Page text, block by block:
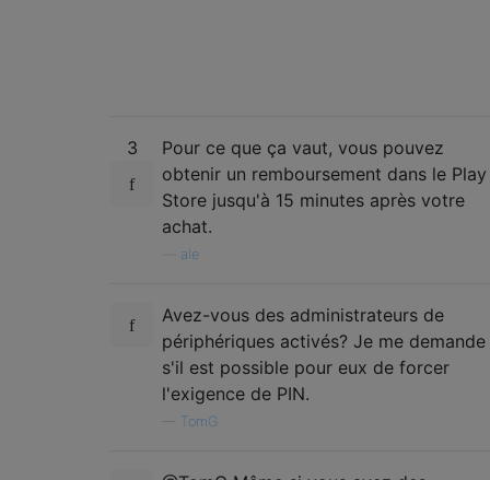
3
Pour ce que ça vaut, vous pouvez
obtenir un remboursement dans le Play
Store jusqu'à 15 minutes après votre
achat.
ale
Avez-vous des administrateurs de
périphériques activés? Je me demande
s'il est possible pour eux de forcer
l'exigence de PIN.
TomG